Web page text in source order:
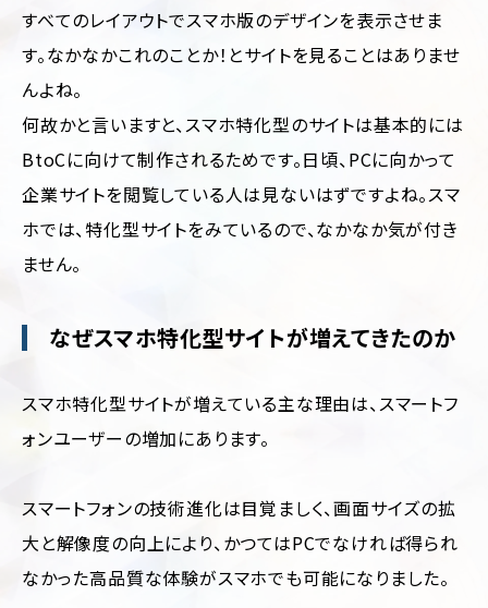
すべてのレイアウトでスマホ版のデザインを表示させま
す。なかなかこれのことか！とサイトを見ることはありませ
んよね。
何故かと言いますと、スマホ特化型のサイトは基本的には
BtoCに向けて制作されるためです。日頃、PCに向かって
企業サイトを閲覧している人は見ないはずですよね。スマ
ホでは、特化型サイトをみているので、なかなか気が付き
ません。
なぜスマホ特化型サイトが増えてきたのか
スマホ特化型サイトが増えている主な理由は、スマートフ
ォンユーザーの増加にあります。
スマートフォンの技術進化は目覚ましく、画面サイズの拡
大と解像度の向上により、かつてはPCでなければ得られ
なかった高品質な体験がスマホでも可能になりました。